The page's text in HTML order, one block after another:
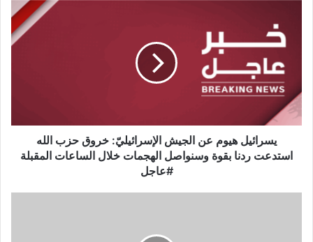
الجيش
الإسرائيليّ:
خروق
حزب
الله
استدعت
بقوة
يسرائيل هيوم عن الجيش الإسرائيليّ: خروق حزب الله
استدعت ردنا بقوة وسنواصل الهجمات خلال الساعات المقبلة
#عاجل